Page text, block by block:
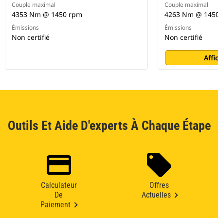
Couple maximal
4353 Nm @ 1450 rpm
Émissions
Non certifié
Couple maximal
4263 Nm @
Émissions
Non certifié
Outils Et Aide D'experts À Chaque Étape
Calculateur
De
Paiement
Offres
Actuelles